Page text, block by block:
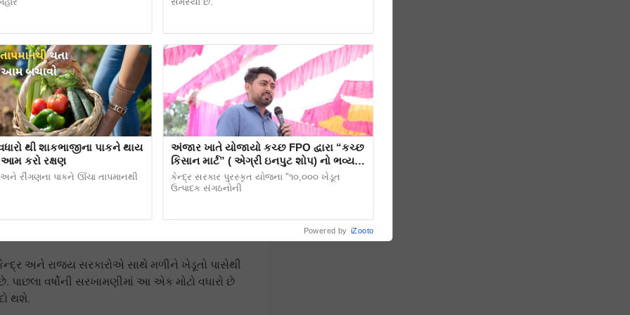
જ કહ્યું હતું કે સરકાર તેલીબિયાં અને કઠોળની
નફાકારક ભાવ મળી શકે. આ યોજના હેઠળ, સરકારી
તેલીબિયાં અને કઠોળ MSP પર ખરીદશે, જેનાથી
અને રાજ્ય સરકારોએ સાથે મળીને ખેડૂતો પાસેથી
વર્ષોની સરખામણીમાં આ એક મોટો વધારો છે
થશે.
થી શાકભાજીના પાકને થાય
કરો રક્ષણ
અને રીંગણના પાકને ઊંચા તાપમાનથી
અંજાર ખાતે યોજાયો કચ્છ FPO દ્વારા “કચ્છ
કિસાન માર્ટ” ( એગ્રી ઇનપુટ શોપ) નો ભવ્ય
ઉદ્ઘાટન સમારોહ
કેન્દ્ર સરકાર પુરસ્કૃત યોજના "૧૦,૦૦૦ ખેડૂત
ઉત્પાદક સંગઠનોની
Powered by iZooto